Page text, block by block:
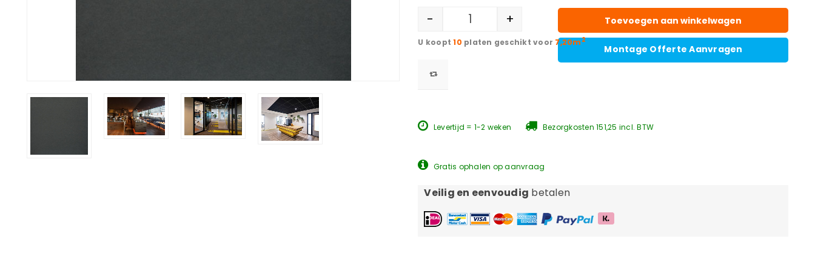
- + Toevoegen aan winkelwagen
Montage Offerte Aanvragen
10 platen geschikt voor 7,20m2
Levertijd = 1-2 weken Bezorgkosten 151,25 incl. BTW
Gratis ophalen op aanvraag
Veilig en eenvoudig betalen